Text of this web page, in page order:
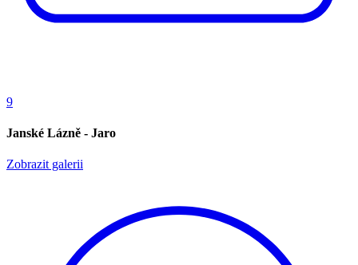
9
Janské Lázně - Jaro
Zobrazit galerii